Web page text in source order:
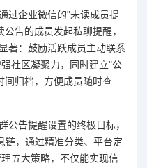
过企业微信的"未读成员提
告的成员发起私聊提醒，
著：鼓励活跃成员主动联系
社区凝聚力，同时建立"公
间归档，方便成员随时查
公告提醒设置的终极目标，
链，通过精准分类、平台定
五大策略，不仅能实现信